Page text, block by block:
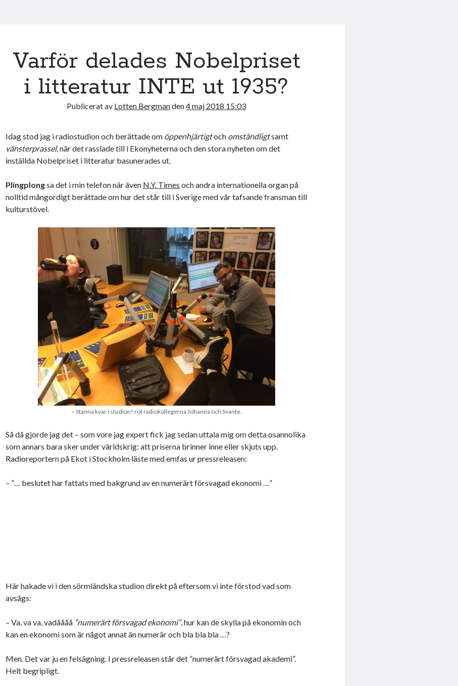
Varför delades Nobelpriset
i litteratur INTE ut 1935?
Publicerat av Lotten Bergmanden4 maj 2018 15:03
Idag stod jag i radiostudion och berättade om öppenhjärtigtoch omständligtsamt
vänsterprassel, när det rasslade till i Ekonyheterna och den stora nyheten om det
inställda Nobelpriset i litteratur basunerades ut.
Plingplongsa det i min telefon när även N.Y. Times och andra internationella organ på
nolltid mångordigt berättade om hur det står till i Sverige med vår tafsande fransman till
kulturstövel.
– Stanna kvar i studion! röt radiokollegerna Johanna och Svante.
Så då gjorde jag det – som vore jag expert fick jag sedan uttala mig om detta osannolika
som annars bara sker under världskrig: att priserna brinner inne eller skjuts upp.
Radioreportern på Ekot i Stockholm läste med emfas ur pressreleasen:
– ”… beslutet har fattats med bakgrund av en numerärt försvagad ekonomi …”
Här hakade vi i den sörmländska studion direkt på eftersom vi inte förstod vad som
avsågs:
– Va, va va, vadåååå ”numerärt försvagad ekonomi”, hur kan de skylla på ekonomin och
kan en ekonomi som är något annat än numerär och bla bla bla …?
Men. Det var ju en felsägning. I pressreleasen står det ”numerärt försvagad akademi”.
Helt begripligt.